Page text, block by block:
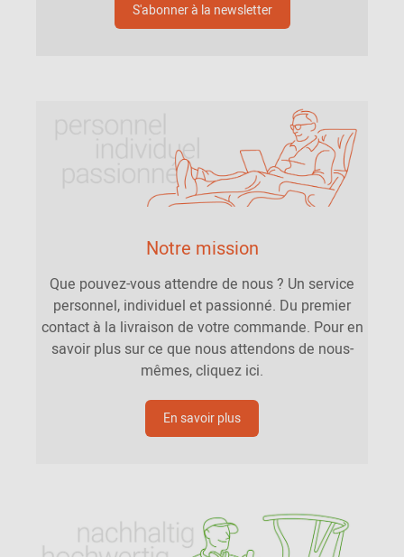
S'abonner à la newsletter
Notre mission
Que pouvez-vous attendre de nous ? Un service
personnel, individuel et passionné. Du premier
contact à la livraison de votre commande. Pour en
savoir plus sur ce que nous attendons de nous-
mêmes, cliquez ici.
En savoir plus